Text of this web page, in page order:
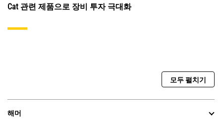
Cat 관련 제품으로 장비 투자 극대화
모두 펼치기
해머